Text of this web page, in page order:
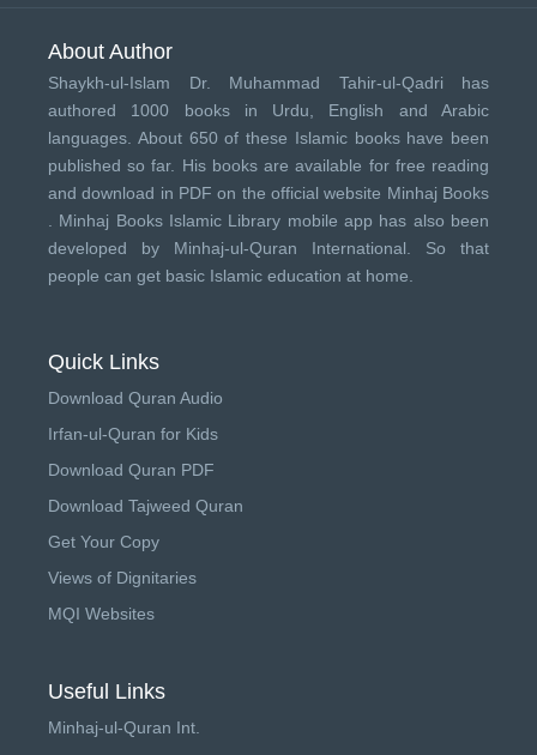
About Author
Shaykh-ul-Islam Dr. Muhammad Tahir-ul-Qadri has
authored 1000 books in Urdu, English and Arabic
languages. About 650 of these Islamic books have been
published so far. His books are available for free reading
and download in PDF on the official website Minhaj Books
Minhaj Books Islamic Library mobile app has also been
developed by Minhaj-ul-Quran International . So that
people can get basic Islamic education at home.
Quick Links
Download Quran Audio
Irfan-ul-Quran for Kids
Download Quran PDF
Download Tajweed Quran
Get Your Copy
Views of Dignitaries
MQI Websites
Useful Links
Minhaj-ul-Quran Int.